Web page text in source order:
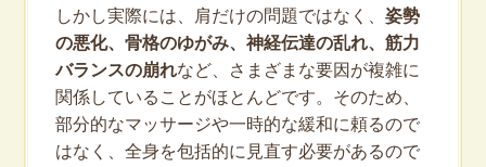
しかし実際には、肩だけの問題ではなく、 姿勢
の悪化、骨格のゆがみ、神経伝達の乱れ、筋力
バランスの崩れなど、さまざまな要因が複雑に
関係していることがほとんどです。そのため、
部分的なマッサージや一時的な緩和に頼るので
はなく、全身を包括的に見直す必要があるので